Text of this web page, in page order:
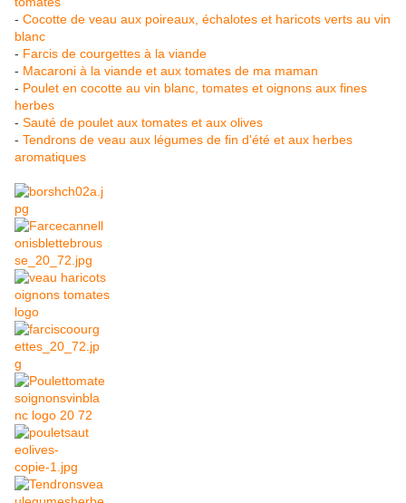
- Cocotte de veau aux poireaux, échalotes et haricots verts au vin
blanc
- Farcis de courgettes à la viande
- Macaroni à la viande et aux tomates de ma maman
- Poulet en cocotte au vin blanc, tomates et oignons aux fines
herbes
- Sauté de poulet aux tomates et aux olives
- Tendrons de veau aux légumes de fin d'été et aux herbes
aromatiques